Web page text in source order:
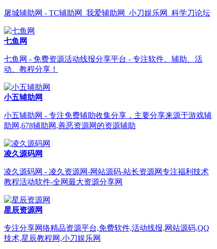
屠城辅助网 - TC辅助网_我爱辅助网_小刀娱乐网_科学刀论坛
七鱼网
七鱼网 - 免费资源活动线报分享平台 - 专注软件、辅助、活
动、教程分享！
小五辅助网
小五辅助网 - 专注免费辅助收集分享，主要分享来源于游戏辅
助网,678辅助网,善恶资源网的资源辅助
凌久源码网
凌久源码网 - 凌久资源网-网站源码-站长资源网专注福利技术
教程活动软件-全网最大资源分享网
星辰资源网
专注分享网络精品资源平台,免费软件,活动线报,网站源码,QQ
技术,星辰教程网,小刀娱乐网